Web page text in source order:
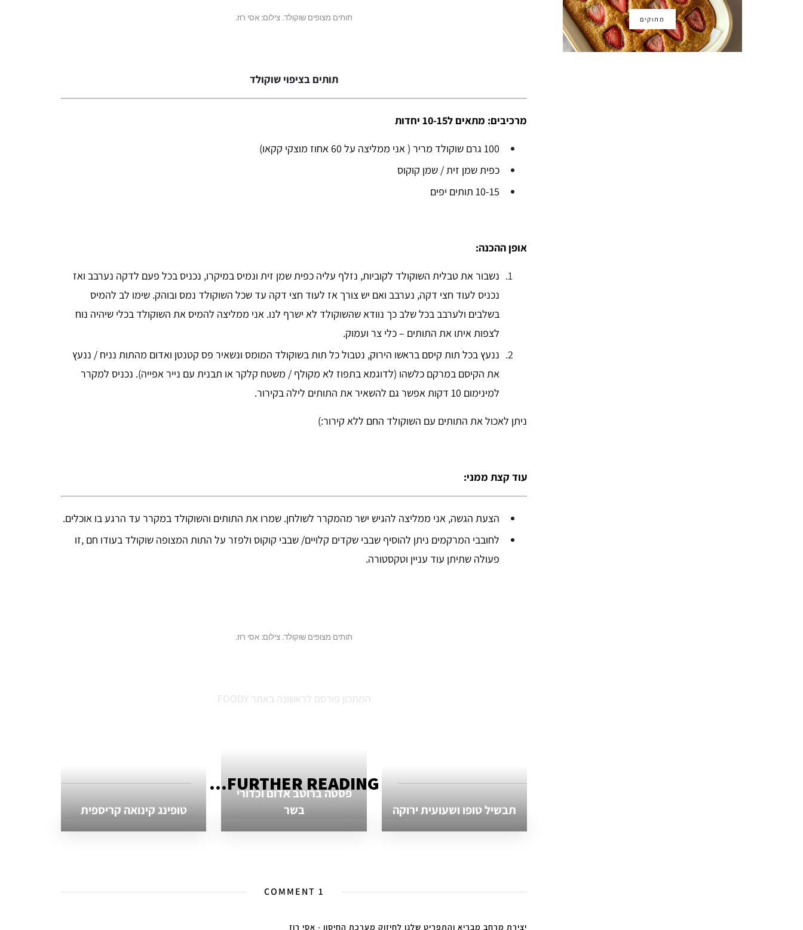
תותים מצופים שוקולד. צילום: אסי רוז.
תותים בציפוי שוקולד
מרכיבים: מתאים ל10-15 יחדות
100 גרם שוקולד מריר ( אני ממליצה על 60 אחוז מוצקי קקאו)
כפית שמן זית / שמן קוקוס
10-15 תותים יפים
אופן ההכנה:
נשבור את טבלית השוקולד לקוביות, נזלף עליה כפית שמן זית ונמיס במיקרו, נכניס בכל פעם לדקה נערבב ואז
נכניס לעוד חצי דקה, נערבב ואם יש צורך אז לעוד חצי דקה עד שכל השוקולד נמס ובוהק. שימו לב להמיס
בשלבים ולערבב בכל שלב כך נוודא שהשוקולד לא ישרף לנו. אני ממליצה להמיס את השוקולד בכלי שיהיה נוח
לצפות איתו את התותים – כלי צר ועמוק.
ננעץ בכל תות קיסם בראשו הירוק, נטבול כל תות בשוקולד המומס ונשאיר פס קטנטן ואדום מהתות נניח / ננעץ
את הקיסם במרקם כלשהו (לדוגמא בתפוז לא מקולף / משטח קלקר או תבנית עם נייר אפייה). נכניס למקרר
למינימום 10 דקות אפשר גם להשאיר את התותים לילה בקירור.
ניתן לאכול את התותים עם השוקולד החם ללא קירור:)
עוד קצת ממני:
הצעת הגשה, אני ממליצה להגיש ישר מהמקרר לשולחן. שמרו את התותים והשוקולד במקרר עד הרגע בו אוכלים.
לחובבי המרקמים ניתן להוסיף שבבי שקדים קלויים/ שבבי קוקוס ולפזר על התות המצופה שוקולד בעודו חם ,זו
פעולה שתיתן עוד עניין וטקסטורה.
תותים מצופים שוקולד. צילום: אסי רוז.
המתכון פורסם לראשונה באתר FOODY
FURTHER READING...
תבשיל טופו ושעועית ירוקה
פסטה ברוטב אדום וכדורי
בשר
טופינג קינואה קריספית
1 COMMENT
יצירת מרחב מבריא והתפריט שלנו לחיזוק מערכת החיסון - אסי רוז
מתוקים